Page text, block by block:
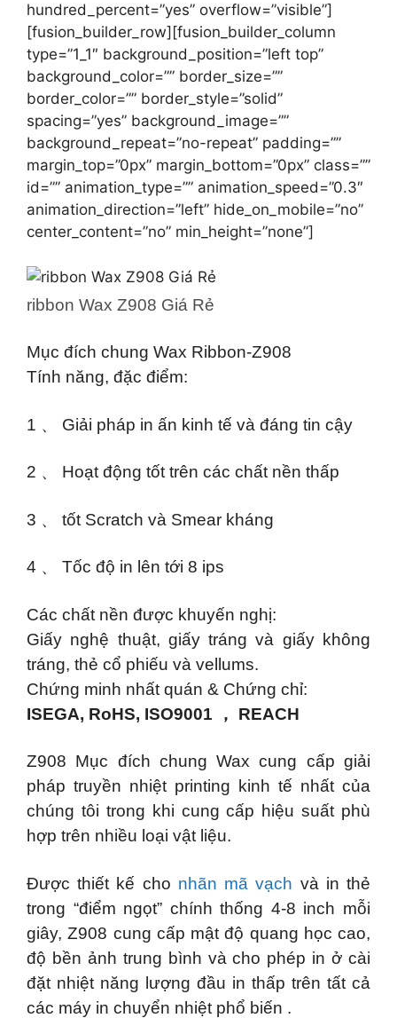
hundred_percent=”yes” overflow=”visible”]
[fusion_builder_row][fusion_builder_column
type=”1_1″ background_position=”left top”
background_color=”” border_size=””
border_color=”” border_style=”solid”
spacing=”yes” background_image=””
background_repeat=”no-repeat” padding=””
margin_top=”0px” margin_bottom=”0px” class=””
id=”” animation_type=”” animation_speed=”0.3″
animation_direction=”left” hide_on_mobile=”no”
center_content=”no” min_height=”none”]
ribbon Wax Z908 Giá Rẻ
Mục đích chung Wax Ribbon-Z908
Tính năng, đặc điểm:
1 、 Giải pháp in ấn kinh tế và đáng tin cậy
2 、 Hoạt động tốt trên các chất nền thấp
3 、 tốt Scratch và Smear kháng
4 、 Tốc độ in lên tới 8 ips
Các chất nền được khuyến nghị:
Giấy nghệ thuật, giấy tráng và giấy không
tráng, thẻ cổ phiếu và vellums.
Chứng minh nhất quán & Chứng chỉ:
ISEGA, RoHS, ISO9001 ， REACH
Z908 Mục đích chung Wax cung cấp giải
pháp truyền nhiệt printing kinh tế nhất của
chúng tôi trong khi cung cấp hiệu suất phù
hợp trên nhiều loại vật liệu.
Được thiết kế cho nhãn mã vạch và in thẻ
trong “điểm ngọt” chính thống 4-8 inch mỗi
giây, Z908 cung cấp mật độ quang học cao,
độ bền ảnh trung bình và cho phép in ở cài
đặt nhiệt năng lượng đầu in thấp trên tất cả
các máy in chuyển nhiệt phổ biến .